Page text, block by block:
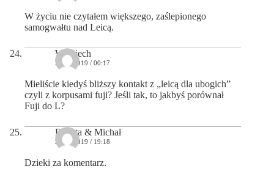
W życiu nie czytałem większego, zaślepionego
samogwałtu nad Leicą.
Wojciech
20/12/2019 / 00:17
Mieliście kiedyś bliższy kontakt z „leicą dla ubogich”
czyli z korpusami fuji? Jeśli tak, to jakbyś porównał
Fuji do L?
Dorota & Michał
20/12/2019 / 19:18
Dzieki za komentarz.